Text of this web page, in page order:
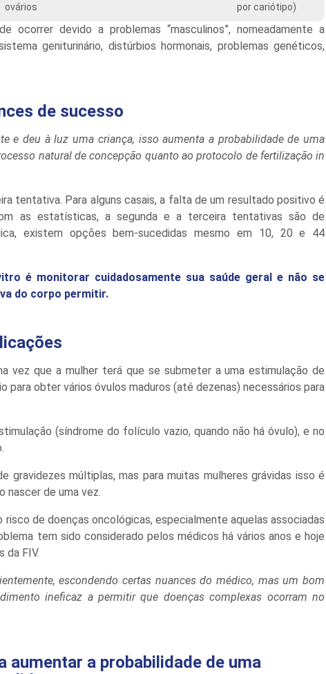
ovários
por cariótipo)
ocorrer devido a problemas “masculinos”, nomeadamente a
geniturinário, distúrbios hormonais, problemas genéticos,
de sucesso
e deu à luz uma criança, isso aumenta a probabilidade de uma
natural de concepção quanto ao protocolo de fertilização in
tentativa. Para alguns casais, a falta de um resultado positivo é
as estatísticas, a segunda e a terceira tentativas são de
existem opções bem-sucedidas mesmo em 10, 20 e 44
é monitorar cuidadosamente sua saúde geral e não se
do corpo permitir.
vez que a mulher terá que se submeter a uma estimulação de
para obter vários óvulos maduros (até dezenas) necessários para
(síndrome do folículo vazio, quando não há óvulo), e no
gravidezes múltiplas, mas para muitas mulheres grávidas isso é
nascer de uma vez.
de doenças oncológicas, especialmente aquelas associadas
tem sido considerado pelos médicos há vários anos e hoje
da FIV.
escondendo certas nuances do médico, mas um bom
ineficaz a permitir que doenças complexas ocorram no
aumentar a probabilidade de uma